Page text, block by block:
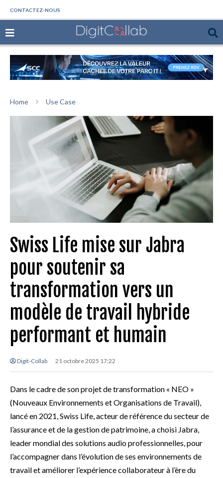
CONTACTEZ-NOUS
Home Use Case
Swiss Life mise sur Jabra
pour soutenir sa
transformation vers un
modèle de travail hybride
performant et humain
Digit-Collab 21 octobre 2025 17:22
Dans le cadre de son projet de transformation « NEO »
(Nouveaux Environnements et Organisations de Travail),
lancé en 2021, Swiss Life, acteur de référence du secteur de
l’assurance et de la gestion de patrimoine, a choisi Jabra,
leader mondial des solutions audio professionnelles, pour
l’accompagner dans l’évolution de ses environnements de
travail et améliorer l’expérience collaborateur à l’ère du